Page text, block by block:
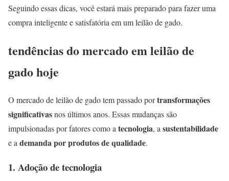
Seguindo essas dicas, você estará mais preparado para fazer uma
compra inteligente e satisfatória em um leilão de gado.
tendências do mercado em leilão de
gado hoje
O mercado de leilão de gado tem passado portransformações
significativasnos últimos anos. Essas mudanças são
impulsionadas por fatores como a tecnologia, a sustentabilidade
e a demanda por produtos de qualidade.
1. Adoção de tecnologia